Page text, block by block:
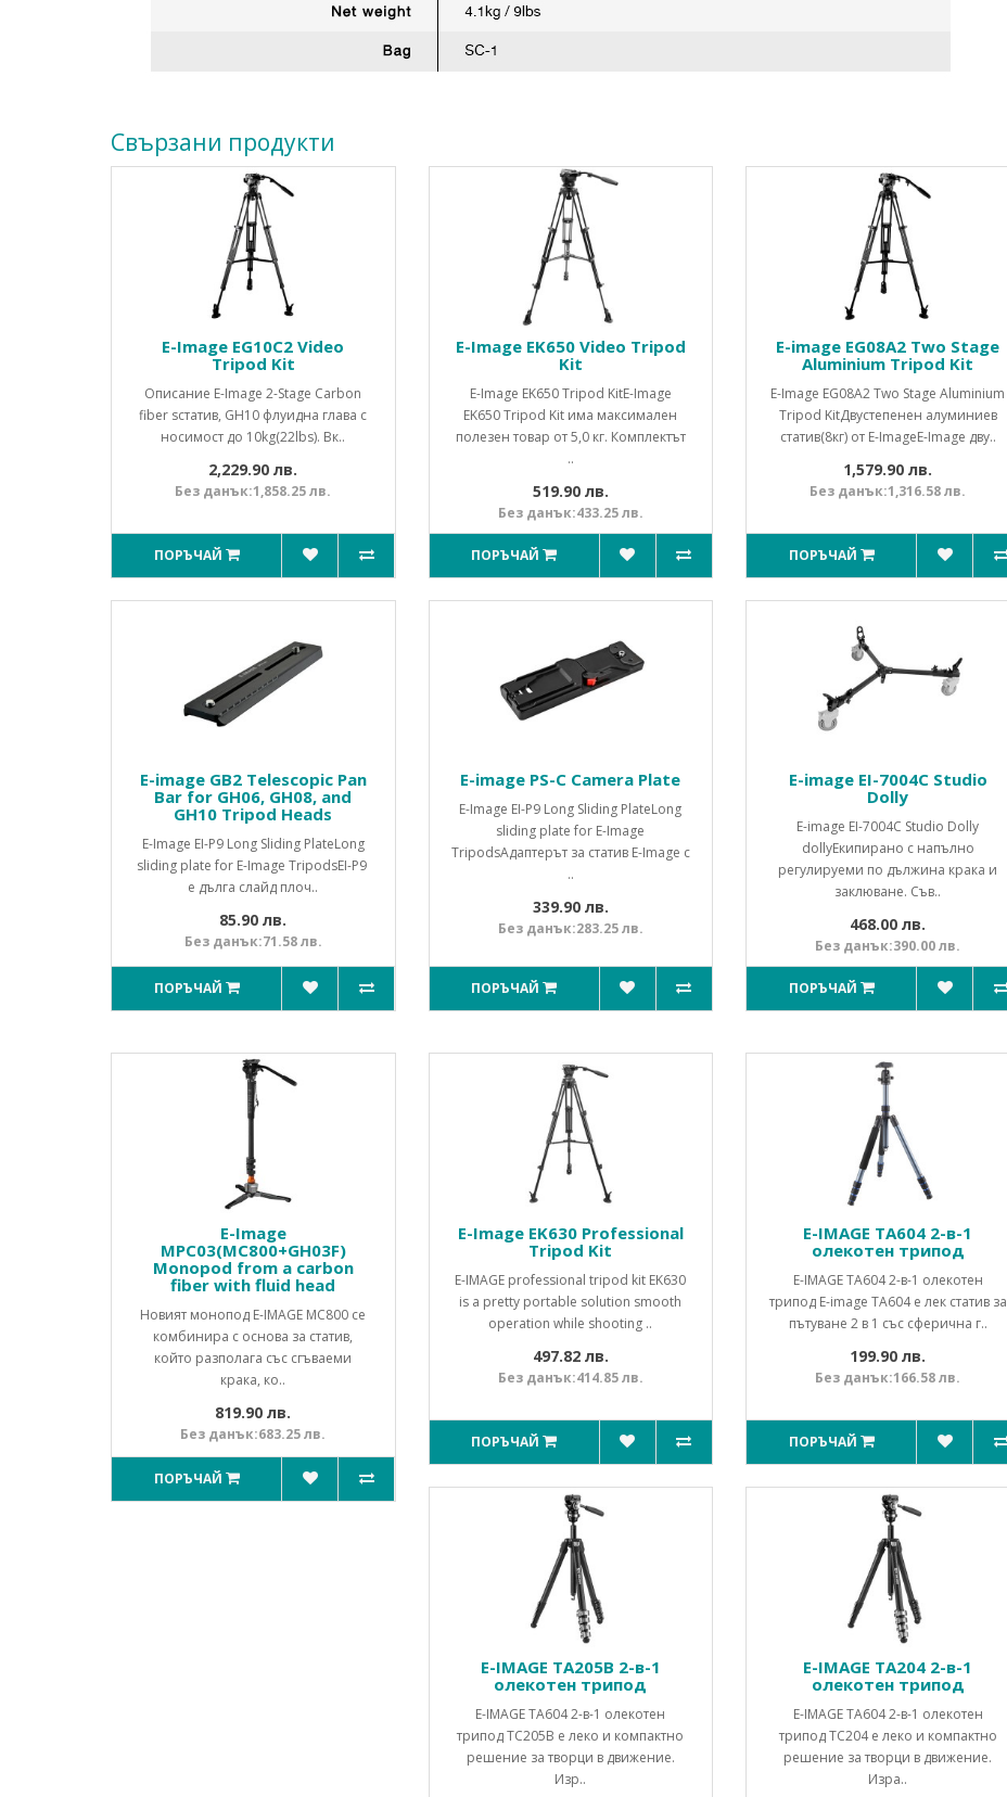
Свързани продукти
E-Image EG10C2 Video
Tripod Kit
Описание E-Image 2-Stage Carbon
fiber sстатив, GH10 флуидна глава с
носимост до 10kg(22lbs). Вк..
2,229.90 лв.
Без данък:1,858.25 лв.
ПОРЪЧАЙ
E-Image EK650 Video Tripod
Kit
E-Image EK650 Tripod KitE-Image
EK650 Tripod Kit има максимален
полезен товар от 5,0 кг. Комплектът
..
519.90 лв.
Без данък:433.25 лв.
ПОРЪЧАЙ
E-image EG08A2 Two Stage
Aluminium Tripod Kit
E-Image EG08A2 Two Stage Aluminium
Tripod KitДвустепенен алуминиев
статив(8кг) от E-ImageE-Image дву..
1,579.90 лв.
Без данък:1,316.58 лв.
ПОРЪЧАЙ
E-image GB2 Telescopic Pan
Bar for GH06, GH08, and
GH10 Tripod Heads
E-Image EI-P9 Long Sliding PlateLong
sliding plate for E-Image TripodsEI-P9
е дълга слайд плоч..
85.90 лв.
Без данък:71.58 лв.
ПОРЪЧАЙ
E-image PS-C Camera Plate
E-Image EI-P9 Long Sliding PlateLong
sliding plate for E-Image
TripodsАдаптерът за статив E-Image с
..
339.90 лв.
Без данък:283.25 лв.
ПОРЪЧАЙ
E-image EI-7004C Studio
Dolly
E-image EI-7004C Studio Dolly
dollyЕкипирано с напълно
регулируеми по дължина крака и
заклюване. Съв..
468.00 лв.
Без данък:390.00 лв.
ПОРЪЧАЙ
E-Image
MPC03(MC800+GH03F)
Monopod from a carbon
fiber with fluid head
Новият монопод E-IMAGE MC800 се
комбинира с основа за статив,
който разполага със сгъваеми
крака, ко..
819.90 лв.
Без данък:683.25 лв.
ПОРЪЧАЙ
E-Image EK630 Professional
Tripod Kit
E-IMAGE professional tripod kit EK630
is a pretty portable solution smooth
operation while shooting ..
497.82 лв.
Без данък:414.85 лв.
ПОРЪЧАЙ
E-IMAGE TA604 2-в-1
олекотен трипод
E-IMAGE TA604 2-в-1 олекотен
трипод E-image TA604 е лек статив за
пътуване 2 в 1 със сферична г..
199.90 лв.
Без данък:166.58 лв.
ПОРЪЧАЙ
E-IMAGE TA205B 2-в-1
олекотен трипод
E-IMAGE TA604 2-в-1 олекотен
трипод TC205B е леко и компактно
решение за творци в движение.
Изр..
E-IMAGE TA204 2-в-1
олекотен трипод
E-IMAGE TA604 2-в-1 олекотен
трипод TC204 е леко и компактно
решение за творци в движение.
Изра..